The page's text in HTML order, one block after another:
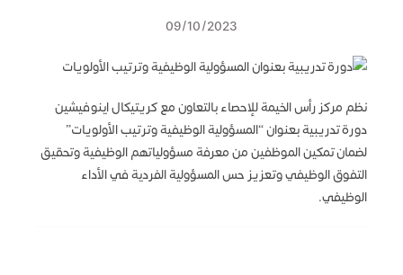
09/10/2023
نظم مركز رأس الخيمة للإحصاء بالتعاون مع كريتيكال اينوفيشين
دورة تدريبية بعنوان “المسؤولية الوظيفية وترتيب الأولويات”
لضمان تمكين الموظفين من معرفة مسؤولياتهم الوظيفية وتحقيق
التفوق الوظيفي وتعزيز حس المسؤولية الفردية في الأداء
الوظيفي.